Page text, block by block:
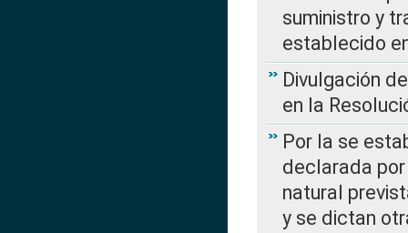
suministro y
establecido
Divulgación
en la
Por la se
declarada
natural
y se dictan